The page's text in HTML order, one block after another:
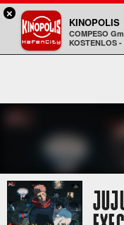
Kinopolis
×
KINOPOLIS
COMPESO
KOSTENLOS